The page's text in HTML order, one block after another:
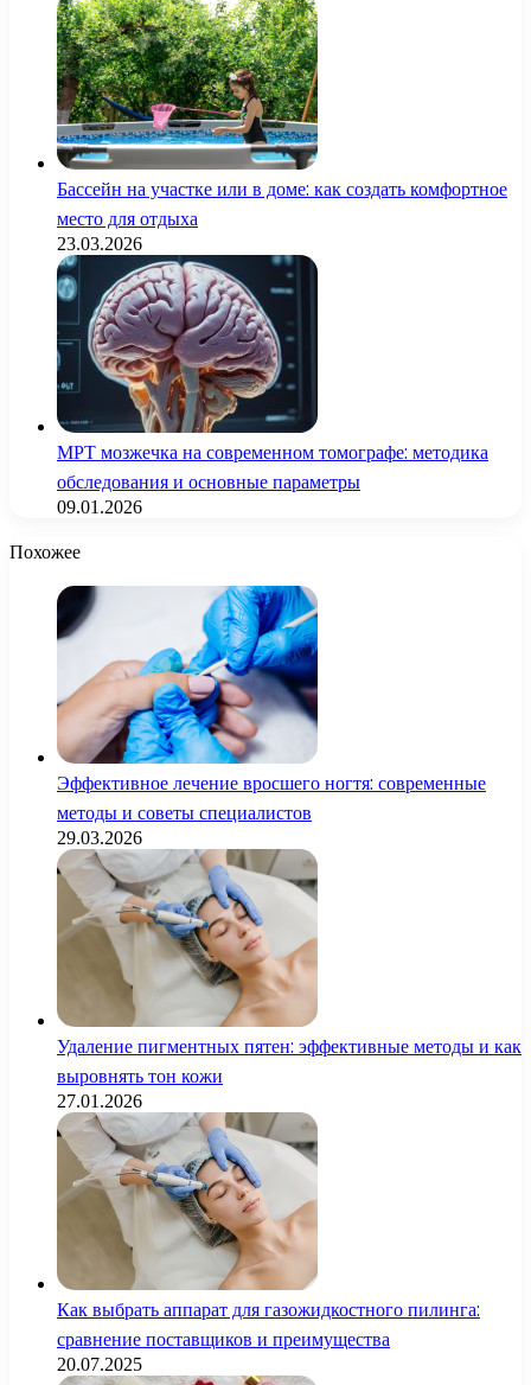
Бассейн на участке или в доме: как создать комфортное
место для отдыха
23.03.2026
МРТ мозжечка на современном томографе: методика
обследования и основные параметры
09.01.2026
Похожее
Эффективное лечение вросшего ногтя: современные
методы и советы специалистов
29.03.2026
Удаление пигментных пятен: эффективные методы и как
выровнять тон кожи
27.01.2026
Как выбрать аппарат для газожидкостного пилинга:
сравнение поставщиков и преимущества
20.07.2025